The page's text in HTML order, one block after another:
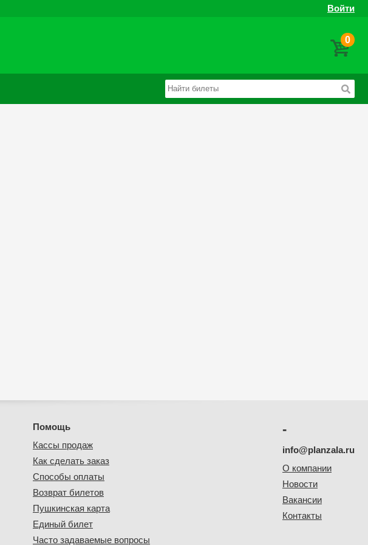
Войти
0
Помощь
Кассы продаж
Как сделать заказ
Способы оплаты
Возврат билетов
Пушкинская карта
Единый билет
Часто задаваемые вопросы
-
info@planzala.ru
О компании
Новости
Вакансии
Контакты